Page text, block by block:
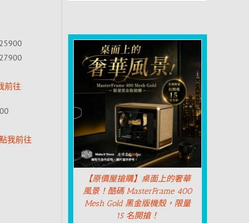
前往
我前往
【原價屋搶購】桌面上的奢華
風景！酷碼 MasterFrame 400
Mesh Gold 黑金版機殼，限量
15 名開搶！